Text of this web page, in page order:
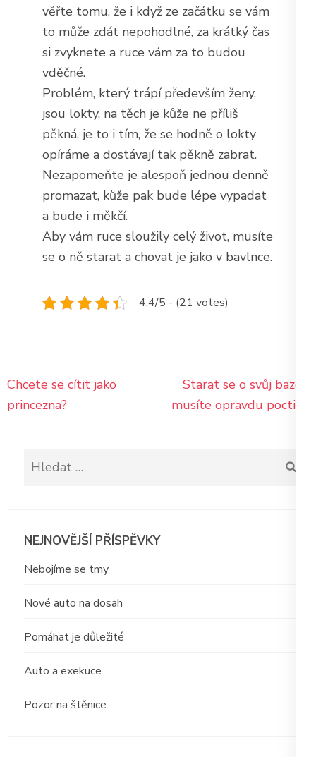
věřte tomu, že i když ze začátku se vám
to může zdát nepohodlné, za krátký čas
si zvyknete a ruce vám za to budou
vděčné.
Problém, který trápí především ženy,
jsou lokty, na těch je kůže ne příliš
pěkná, je to i tím, že se hodně o lokty
opíráme a dostávají tak pěkně zabrat.
Nezapomeňte je alespoň jednou denně
promazat, kůže pak bude lépe vypadat
a bude i měkčí.
Aby vám ruce sloužily celý život, musíte
se o ně starat a chovat je jako v bavlnce.
4.4/5 - (21 votes)
Navigace
pro
Chcete se cítit jako
princezna?
Starat se o svůj bazén
musíte opravdu poctivě
NEJNOVĚJŠÍ PŘÍSPĚVKY
Nebojíme se tmy
Nové auto na dosah
Pomáhat je důležité
Auto a exekuce
Pozor na štěnice